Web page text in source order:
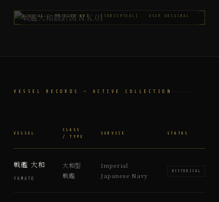
N.K. 01
YM-USER-001
[CONCEPTUAL]
USER ORIGINAL
VESSEL RECORDS — ACTIVE COLLECTION
VESSEL
CLASS
/ TYPE
SERVICE STATUS
戦艦 大和
YAMATO
大和型
戦艦
Imperial
Japanese Navy
HISTORICAL